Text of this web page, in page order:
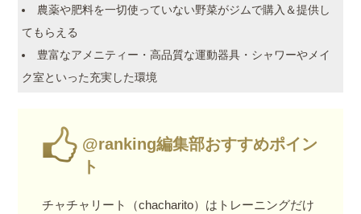
農薬や肥料を一切使っていない野菜がジムで購入＆提供し
てもらえる
豊富なアメニティー・高品質な運動器具・シャワーやメイ
ク室といった充実した環境
@ranking編集部おすすめポイン
ト
チャチャリート（chacharito）はトレーニングだけ